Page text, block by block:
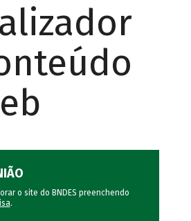
o site do BNDES preenchendo
.